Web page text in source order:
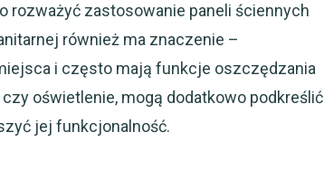
rozważyć zastosowanie paneli ściennych
również ma znaczenie –
i często mają funkcje oszczędzania
oświetlenie, mogą dodatkowo podkreślić
jej funkcjonalność.